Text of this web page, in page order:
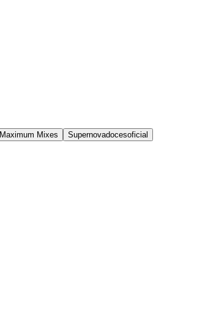
Maximum Mixes Supernovadocesoficial